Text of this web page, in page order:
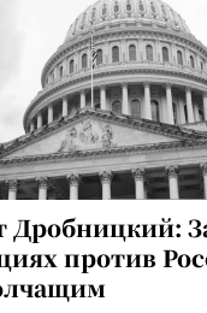
Дробницкий:
против